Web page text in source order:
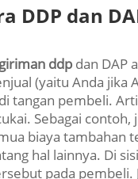
DDP dan
ddp dan DAP
(yaitu Anda
tangan pembeli.
Sebagai
biaya
hal lainnya. Di
pada